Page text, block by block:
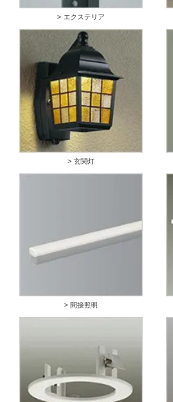
> エクステリア
> 玄関灯
> 間接照明